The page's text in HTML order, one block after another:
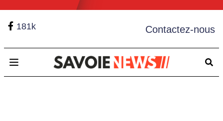
181k Contactez-nous
Open main menu